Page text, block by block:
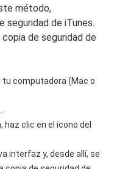
método,
seguridad de iTunes.
de seguridad de
tu computadora (Mac o
haz clic en el ícono del
interfaz y, desde allí, se